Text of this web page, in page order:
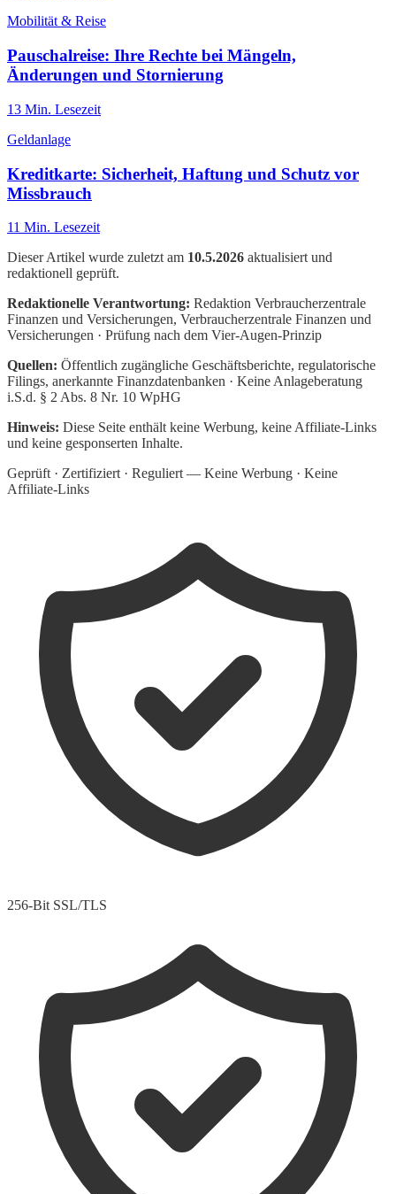
Mobilität & Reise
Pauschalreise: Ihre Rechte bei Mängeln,
Änderungen und Stornierung
13 Min. Lesezeit
Geldanlage
Kreditkarte: Sicherheit, Haftung und Schutz vor
Missbrauch
11 Min. Lesezeit
Dieser Artikel wurde zuletzt am 10.5.2026 aktualisiert und
redaktionell geprüft.
Redaktionelle Verantwortung: Redaktion Verbraucherzentrale
Finanzen und Versicherungen, Verbraucherzentrale Finanzen und
Versicherungen · Prüfung nach dem Vier-Augen-Prinzip
Quellen: Öffentlich zugängliche Geschäftsberichte, regulatorische
Filings, anerkannte Finanzdatenbanken · Keine Anlageberatung
i.S.d. § 2 Abs. 8 Nr. 10 WpHG
Hinweis: Diese Seite enthält keine Werbung, keine Affiliate-Links
und keine gesponserten Inhalte.
Geprüft · Zertifiziert · Reguliert — Keine Werbung · Keine
Affiliate-Links
256-Bit SSL/TLS